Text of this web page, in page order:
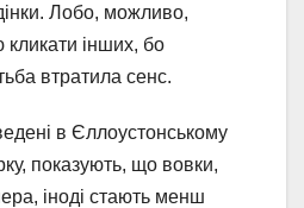
Лобо, можливо,
кликати інших, бо
втратила сенс.
в Єллоустонському
показують, що вовки,
іноді стають менш